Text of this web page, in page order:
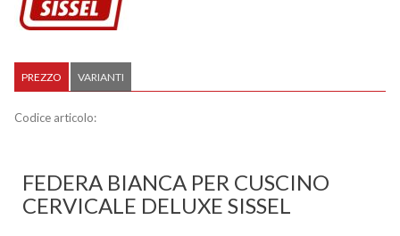
PREZZO VARIANTI
Codice articolo:
FEDERA BIANCA PER CUSCINO
CERVICALE DELUXE SISSEL